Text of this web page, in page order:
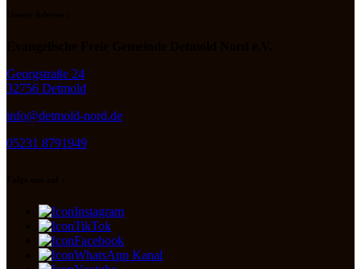
Georgstraße 24
32756 Detmold
info@detmold-nord.de
05231 8791949
Instagram
TikTok
Facebook
WhatsApp Kanal